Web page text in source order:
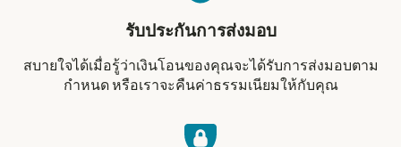
รับประกันการส่งมอบ
สบายใจได้เมื่อรู้ว่าเงินโอนของคุณจะได้รับการส่งมอบตาม
กำหนด หรือเราจะคืนค่าธรรมเนียมให้กับคุณ